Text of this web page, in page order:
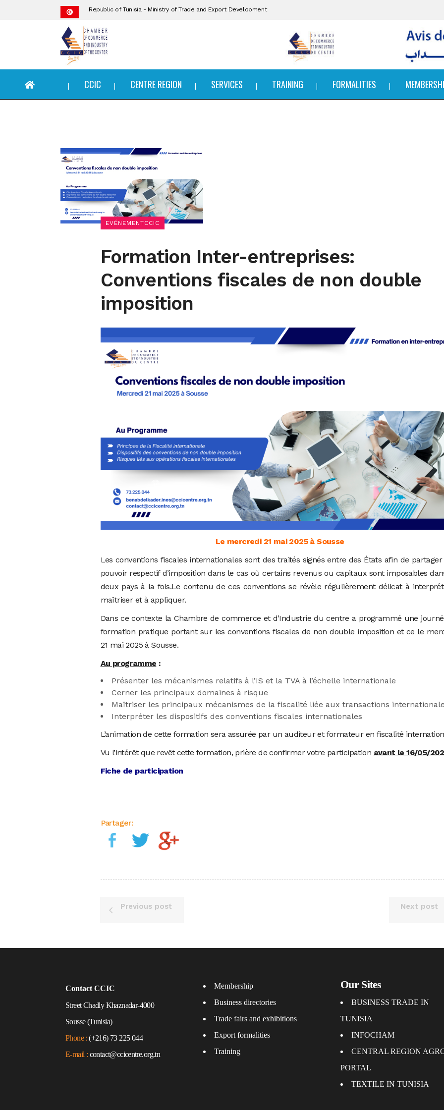
Republic of Tunisia - Ministry of Trade and Export Development
CCIC CENTRE REGION SERVICES TRAINING FORMALITIES
EVÉNEMENTCCIC
Formation Inter-entreprises:
Conventions fiscales de non double
imposition
Le mercredi 21 mai 2025 à Sousse
Les conventions fiscales internationales sont des traités signés entre des États afin de
pouvoir respectif d’imposition dans le cas où certains revenus ou capitaux sont imposables
deux pays à la fois.Le contenu de ces conventions se révèle régulièrement délicat à
maîtriser et à appliquer.
Dans ce contexte la Chambre de commerce et d’Industrie du centre a programmé une
formation pratique portant sur les conventions fiscales de non double imposition et ce le
21 mai 2025 à Sousse.
Au programme :
Présenter les mécanismes relatifs à l’IS et la TVA à l’échelle internationale
Cerner les principaux domaines à risque
Maîtriser les principaux mécanismes de la fiscalité liée aux transactions
Interpréter les dispositifs des conventions fiscales internationales
L’animation de cette formation sera assurée par un auditeur et formateur en fiscalité
Vu l’intérêt que revêt cette formation, prière de confirmer votre participation avant le 16/05/
Fiche de participation
Partager:
Previous post Next post
Contact CCIC
Street Chadly Khaznadar-4000
Sousse (Tunisia)
Phone : (+216) 73 225 044
E-mail : contact@ccicentre.org.tn
Membership
Business directories
Trade fairs and exhibitions
Export formalities
Training
Our Sites
BUSINESS TRADE IN
TUNISIA
INFOCHAM
CENTRAL REGION
PORTAL
TEXTILE IN TUNISIA